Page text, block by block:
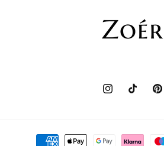
InstagramTikTok
Zahlungsmethoden